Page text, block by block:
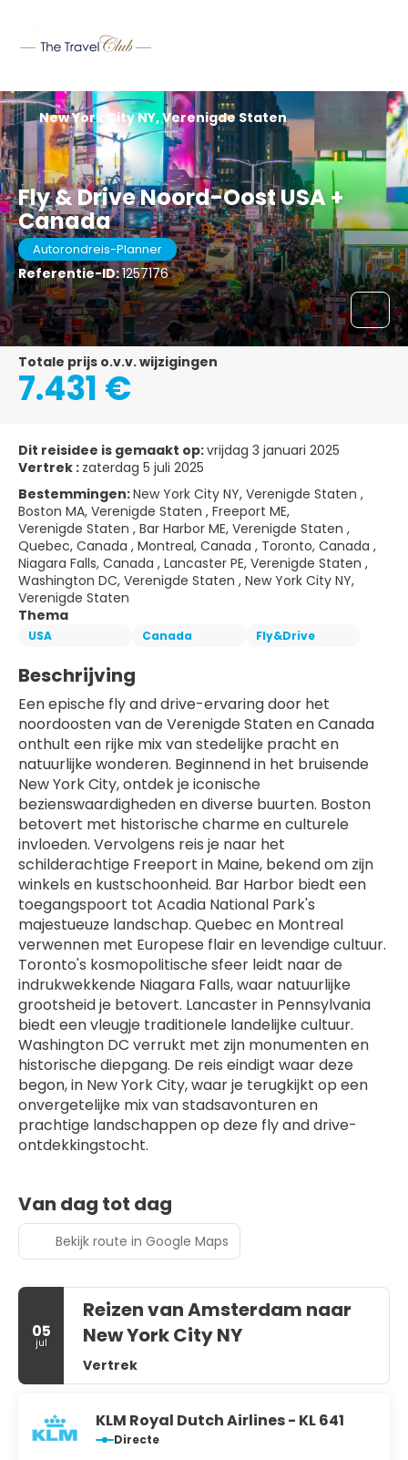
Fly & Drive Noord-Oost USA +
Canada
Autorondreis-Planner
Referentie-ID:1257176
New York City NY, Verenigde Staten
Totale prijs o.v.v. wijzigingen
7.431 €
Dit reisidee is gemaakt op:vrijdag 3 januari 2025
Vertrek : zaterdag 5 juli 2025
Bestemmingen:New York City NY, Verenigde Staten ,
Boston MA, Verenigde Staten , Freeport ME,
Verenigde Staten , Bar Harbor ME, Verenigde Staten ,
Quebec, Canada , Montreal, Canada , Toronto, Canada ,
Niagara Falls, Canada , Lancaster PE, Verenigde Staten ,
Washington DC, Verenigde Staten , New York City NY,
Verenigde Staten
Thema
USA Canada Fly&Drive
Beschrijving
Een epische fly and drive-ervaring door het
noordoosten van de Verenigde Staten en Canada
onthult een rijke mix van stedelijke pracht en
natuurlijke wonderen. Beginnend in het bruisende
New York City, ontdek je iconische
bezienswaardigheden en diverse buurten. Boston
betovert met historische charme en culturele
invloeden. Vervolgens reis je naar het
schilderachtige Freeport in Maine, bekend om zijn
winkels en kustschoonheid. Bar Harbor biedt een
toegangspoort tot Acadia National Park's
majestueuze landschap. Quebec en Montreal
verwennen met Europese flair en levendige cultuur.
Toronto's kosmopolitische sfeer leidt naar de
indrukwekkende Niagara Falls, waar natuurlijke
grootsheid je betovert. Lancaster in Pennsylvania
biedt een vleugje traditionele landelijke cultuur.
Washington DC verrukt met zijn monumenten en
historische diepgang. De reis eindigt waar deze
begon, in New York City, waar je terugkijkt op een
onvergetelijke mix van stadsavonturen en
prachtige landschappen op deze fly and drive-
ontdekkingstocht.
Van dag tot dag
Bekijk route in Google Maps
05
jul
Reizen van Amsterdam naar
New York City NY
Vertrek
KLM Royal Dutch Airlines - KL 641
Directe